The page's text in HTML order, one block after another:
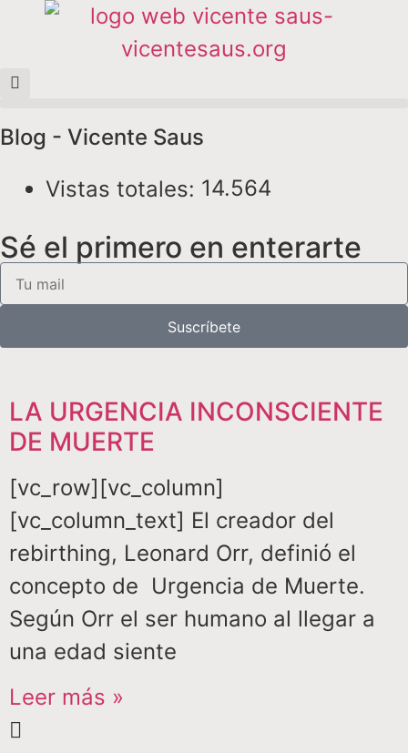
Blog - Vicente Saus
Vistas totales: 14.564
Sé el primero en enterarte
Suscríbete
LA URGENCIA INCONSCIENTE
DE MUERTE
[vc_row][vc_column]
[vc_column_text] El creador del
rebirthing, Leonard Orr, definió el
concepto de Urgencia de Muerte.
Según Orr el ser humano al llegar a
una edad siente
Leer más »